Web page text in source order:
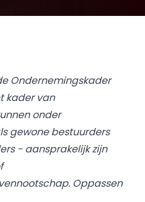
Ondernemingskader
kader van
onder
gewone bestuurders
- aansprakelijk zijn
Oppassen